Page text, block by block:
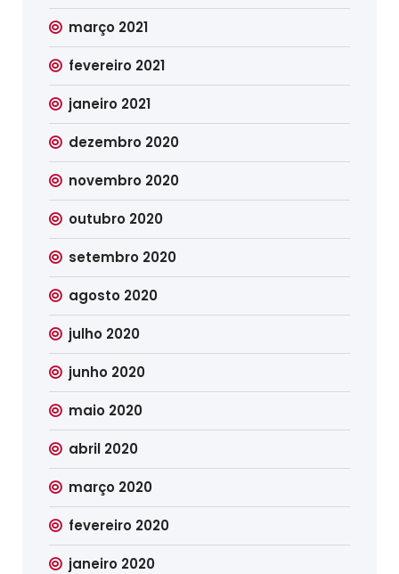
março 2021
fevereiro 2021
janeiro 2021
dezembro 2020
novembro 2020
outubro 2020
setembro 2020
agosto 2020
julho 2020
junho 2020
maio 2020
abril 2020
março 2020
fevereiro 2020
janeiro 2020